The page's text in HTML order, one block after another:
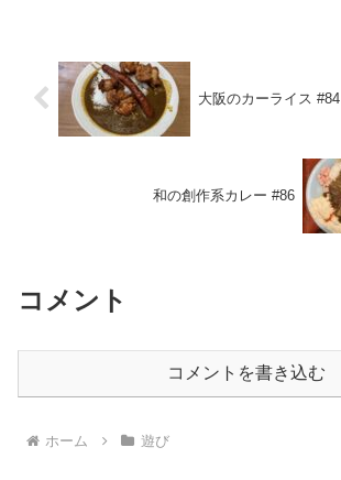
大阪のカーライス #84
和の創作系カレー #86
コメント
コメントを書き込む
ホーム 遊び